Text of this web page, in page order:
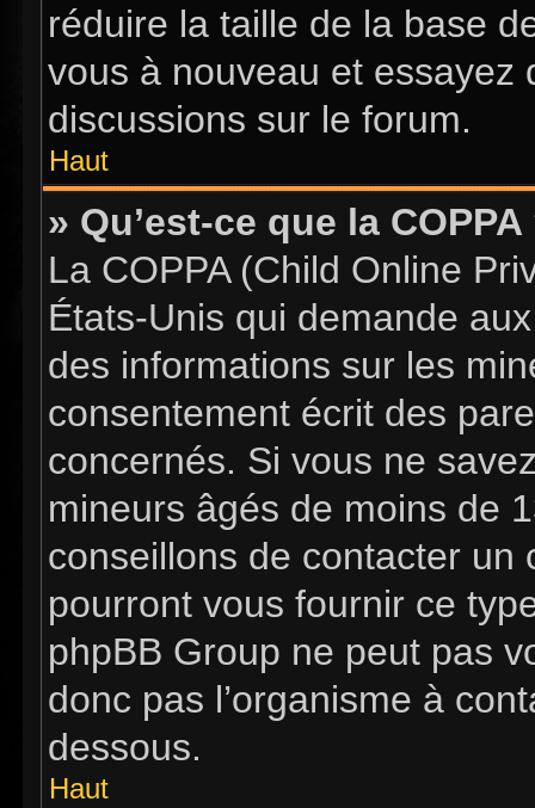
réduire la taille de la base
vous à nouveau et essayez
discussions sur le forum.
Haut
» Qu’est-ce que la COPPA
La COPPA (Child Online
États-Unis qui demande
des informations sur les
consentement écrit des
concernés. Si vous ne
mineurs âgés de moins de
conseillons de contacter un
pourront vous fournir ce
phpBB Group ne peut pas
donc pas l’organisme à
dessous.
Haut